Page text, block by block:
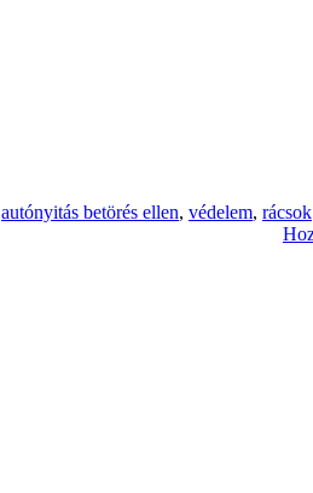
autónyitás betörés ellen, védelem, rácsok